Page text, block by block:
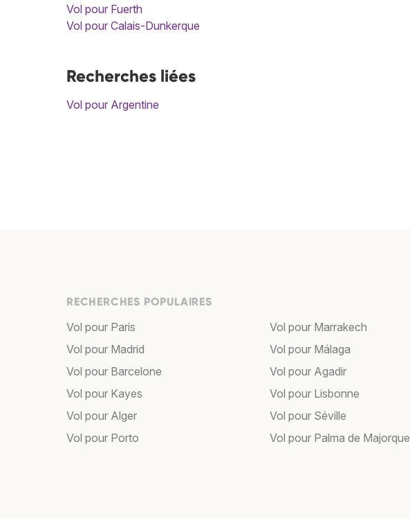
Vol pour Fuerth
Vol pour Calais-Dunkerque
Recherches liées
Vol pour Argentine
RECHERCHES POPULAIRES
Vol pour Paris
Vol pour Madrid
Vol pour Barcelone
Vol pour Kayes
Vol pour Alger
Vol pour Porto
Vol pour Marrakech
Vol pour Málaga
Vol pour Agadir
Vol pour Lisbonne
Vol pour Séville
Vol pour Palma de Majorque